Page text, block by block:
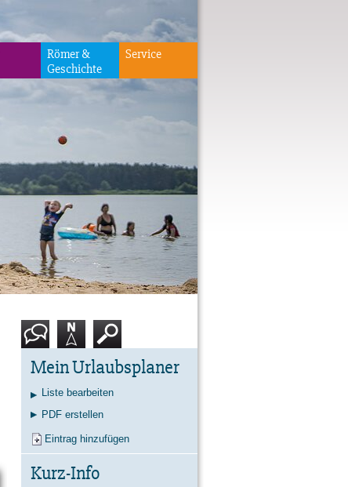
Römer &
Geschichte
Service
Mein Urlaubsplaner
Liste bearbeiten
PDF erstellen
Eintrag hinzufügen
Kurz-Info